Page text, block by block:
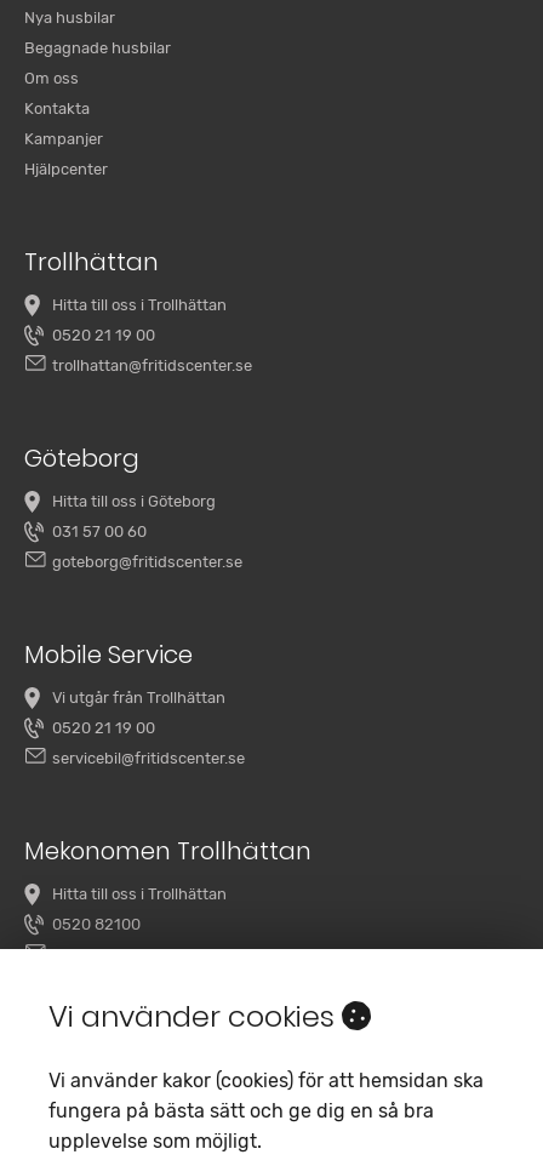
Nya husbilar
Begagnade husbilar
Om oss
Kontakta
Kampanjer
Hjälpcenter
Trollhättan
Hitta till oss i Trollhättan
0520 21 19 00
trollhattan@fritidscenter.se
Göteborg
Hitta till oss i Göteborg
031 57 00 60
goteborg@fritidscenter.se
Mobile Service
Vi utgår från Trollhättan
0520 21 19 00
servicebil@fritidscenter.se
Mekonomen Trollhättan
Hitta till oss i Trollhättan
0520 82100
overby@mekonomenbilverkstad.se
Copyright 2020 Fritidscenter
Vi använder cookies
Vi använder kakor (cookies) för att hemsidan ska
fungera på bästa sätt och ge dig en så bra
upplevelse som möjligt.